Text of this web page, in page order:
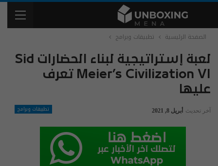
الصفحة الرئيسية تطبيقات وبرامج
لعبة إستراتيجية لبناء الحضارات Sid
Meier’s Civilization VI تعرف
عليها
تطبيقات وبرامج آخر تحديث أبريل 8, 2021